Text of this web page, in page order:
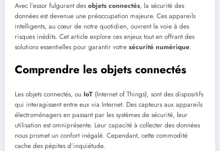
Avec l’essor fulgurant des objets connectés, la sécurité des
données est devenue une préoccupation majeure. Ces appareils
intelligents, au cœur de notre quotidien, ouvrent la voie à des
risques inédits. Cet article explore ces enjeux tout en offrant des
solutions essentielles pour garantir votre sécurité numérique.
Comprendre les objets connectés
Les objets connectés, ou IoT (Internet of Things), sont des dispositifs
qui interagissent entre eux via Internet. Des capteurs aux appareils
électroménagers en passant par les systèmes de sécurité, leur
utilisation est omniprésente. Leur capacité à collecter des données
nous promet un confort inégalé. Cependant, cette commodité
cache des pépites d’inquiétude.